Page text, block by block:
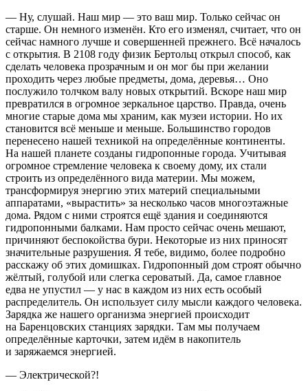
— Ну, слушай. Наш мир — это ваш мир. Только сейчас он
старше. Он немного изменён. Кто его изменял, считает, что он
сейчас намного лучше и совершенней прежнего. Всё началось
с открытия. В 2108 году физик Бертольц открыл способ, как
сделать человека прозрачным и он мог бы при желании
проходить через любые предметы, дома, деревья… Оно
послужило толчком валу новых открытий. Вскоре наш мир
превратился в огромное зеркальное царство. Правда, очень
многие старые дома мы храним, как музеи истории. Но их
становится всё меньше и меньше. Большинство городов
перенесено нашей техникой на определённые континенты.
На нашей планете созданы гидропонные города. Учитывая
огромное стремление человека к своему дому, их стали
строить из определённого вида материи. Мы можем,
трансформируя энергию этих материй специальными
аппаратами, «вырастить» за несколько часов многоэтажные
дома. Рядом с ними строятся ещё здания и соединяются
гидропонными балками. Нам просто сейчас очень мешают,
причиняют беспокойства бури. Некоторые из них приносят
значительные разрушения. Я тебе, видимо, более подробно
расскажу об этих домишках. Гидропонный дом строят обычно
жёлтый, голубой или слегка сероватый. Да, самое главное
едва не упустил — у нас в каждом из них есть особый
распределитель. Он использует силу мысли каждого человека.
Зарядка же нашего организма энергией происходит
на Баренцовских станциях зарядки. Там мы получаем
определённые карточки, затем идём в накопитель
и заряжаемся энергией.
— Электрической?!